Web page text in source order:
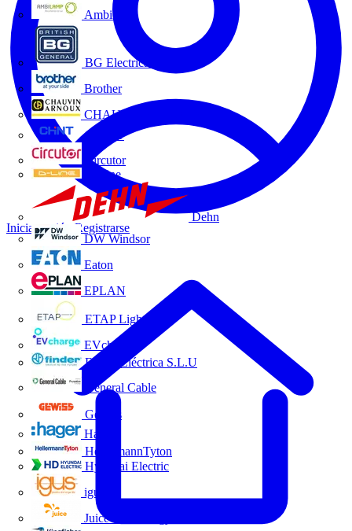
Ambilamp
BG Electrical
Brother
CHAUVIN ARNOUX
CHINT
Circutor
D-Line
Dehn
DW Windsor
Eaton
EPLAN
ETAP Lighting
EVcharge
Finder Eléctrica S.L.U
General Cable
Gewiss
Hager
HellermannTyton
Hyundai Electric
igus
Juice Technology
Iniciar sesión Registrarse